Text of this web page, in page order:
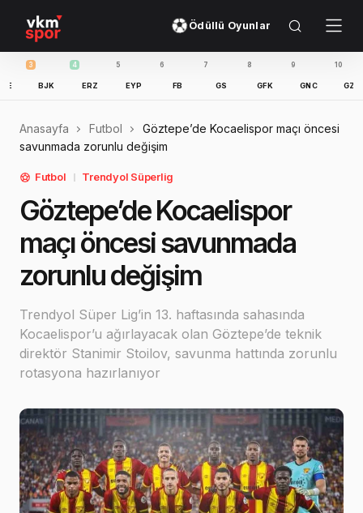
Ödüllü Oyunlar
BJK ERZ EYP FB GFK GNC GZT
Anasayfa Futbol
Göztepe’de Kocaelispor maçı öncesi
savunmada zorunlu değişim
Futbol Trendyol Süperlig
Göztepe’de Kocaelispor
maçı öncesi savunmada
zorunlu değişim
Trendyol Süper Lig’in 13. haftasında sahasında
Kocaelispor’u ağırlayacak olan Göztepe’de teknik
direktör Stanimir Stoilov, savunma hattında zorunlu
rotasyona hazırlanıyor